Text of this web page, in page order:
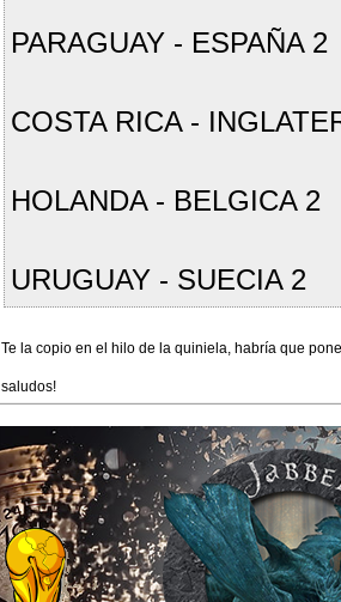
PARAGUAY - ESPAÑA 2
COSTA RICA -
HOLANDA - BELGICA 2
URUGUAY - SUECIA 2
Te la copio en el hilo de la quiniela, habría que
saludos!